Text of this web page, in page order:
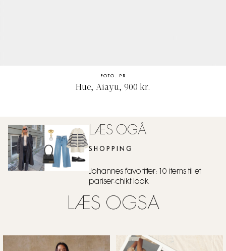
FOTO: PR
Hue, Aiayu, 900 kr.
LÆS OGÅ
SHOPPING
Johannes favoritter: 10 items til et
pariser-chikt look
LÆS OGSÅ